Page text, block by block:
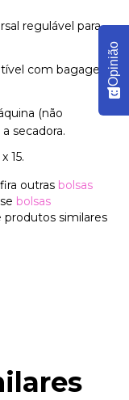
regulável para
com bagagem
(não
secadora.
15.
outras bolsas
bolsas
produtos similares
Opinião